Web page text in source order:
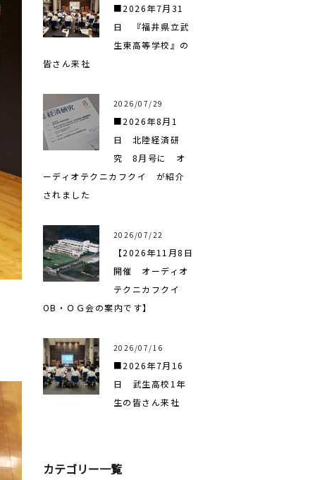
■2026年7月31
日 『福井県立武
生東高等学校』の
皆さん来社
2026/07/29
■2026年8月1
日 北陸経済研
究 8月号に オ
ーディオテクニカフクイ が紹介
されました
2026/07/22
【2026年11月8日
開催 オーディオ
テクニカフクイ
OB・ＯＧ会の案内です】
2026/07/16
■2026年7月16
日 武生高校1年
生の皆さん来社
カテゴリー一覧